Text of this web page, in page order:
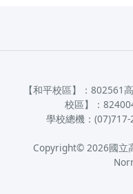
【和平校區】：802561
校區】：
學校總機：
Copyright© 2026國立